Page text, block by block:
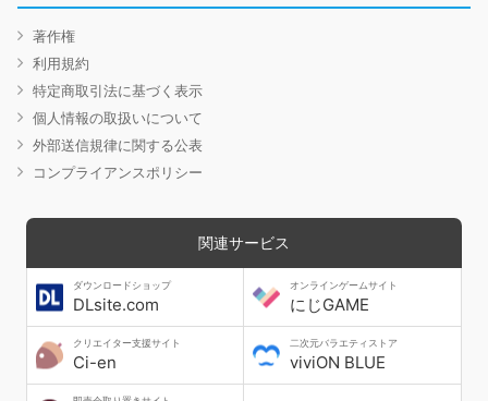
著作権
利用規約
特定商取引法に基づく表示
個人情報の取扱いについて
外部送信規律に関する公表
コンプライアンスポリシー
関連サービス
ダウンロードショップ
DLsite.com
オンラインゲームサイト
にじGAME
クリエイター支援サイト
Ci-en
二次元バラエティストア
viviON BLUE